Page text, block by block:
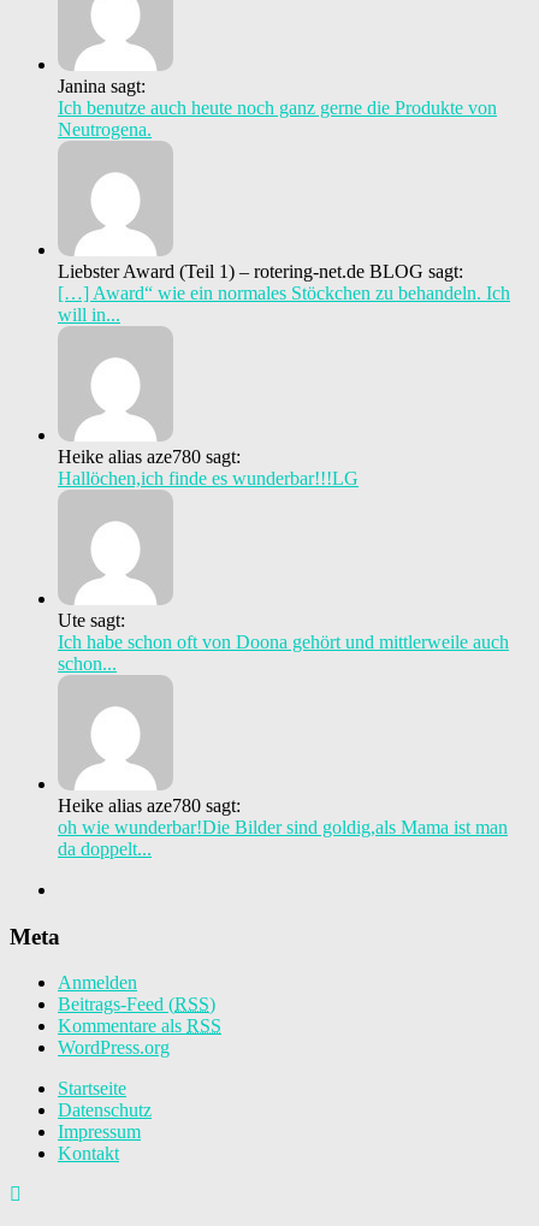
Janina sagt:
Ich benutze auch heute noch ganz gerne die Produkte von
Neutrogena.
Liebster Award (Teil 1) – rotering-net.de BLOG sagt:
[…] Award“ wie ein normales Stöckchen zu behandeln. Ich
will in...
Heike alias aze780 sagt:
Hallöchen,ich finde es wunderbar!!!LG
Ute sagt:
Ich habe schon oft von Doona gehört und mittlerweile auch
schon...
Heike alias aze780 sagt:
oh wie wunderbar!Die Bilder sind goldig,als Mama ist man
da doppelt...
Meta
Anmelden
Beitrags-Feed (RSS)
Kommentare als RSS
WordPress.org
Startseite
Datenschutz
Impressum
Kontakt